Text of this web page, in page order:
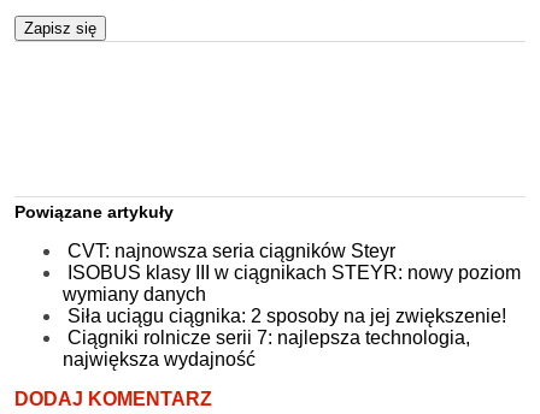
Zapisz się
Powiązane artykuły
CVT: najnowsza seria ciągników Steyr
ISOBUS klasy III w ciągnikach STEYR: nowy poziom
wymiany danych
Siła uciągu ciągnika: 2 sposoby na jej zwiększenie!
Ciągniki rolnicze serii 7: najlepsza technologia,
największa wydajność
DODAJ KOMENTARZ